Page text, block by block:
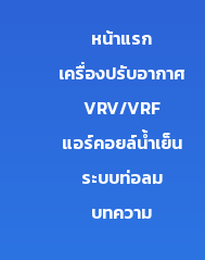
หน้าแรก
เครื่องปรับอากาศ
VRV/VRF
แอร์คอยล์น้ำเย็น
ระบบท่อลม
บทความ